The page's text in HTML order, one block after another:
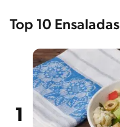
Top 10 Ensaladas